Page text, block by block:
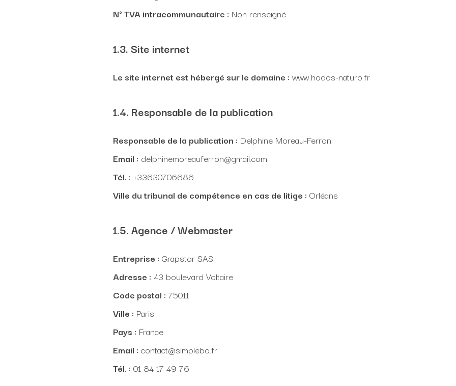
N° TVA intracommunautaire : Non renseigné
1.3. Site internet
Le site internet est hébergé sur le domaine : www.hodos-naturo.fr
1.4. Responsable de la publication
Responsable de la publication : Delphine Moreau-Ferron
Email : delphinemoreauferron@gmail.com
Tél. : +33630706686
Ville du tribunal de compétence en cas de litige : Orléans
1.5. Agence / Webmaster
Entreprise : Grapstor SAS
Adresse : 43 boulevard Voltaire
Code postal : 75011
Ville : Paris
Pays : France
Email : contact@simplebo.fr
Tél. : 01 84 17 49 76